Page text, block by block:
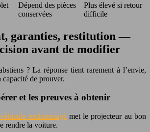
Dépend des pièces
conservées
Plus élevé si retour
difficile
garanties, restitution —
avant de modifier
? La réponse tient rarement à l’envie,
capacité de prouver.
et les preuves à obtenir
endommagémet le projecteur au bon
rendre la voiture.